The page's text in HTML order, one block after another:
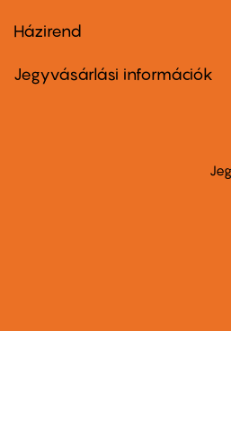
Footer
second
Házirend
Jegyvásárlási információk